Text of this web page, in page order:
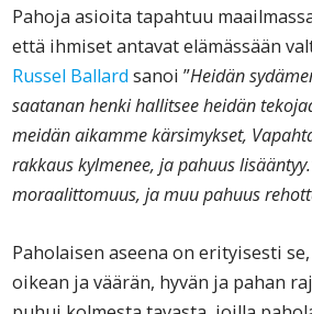
Pahoja asioita tapahtuu
että ihmiset antavat elämässään
Russel Ballard sanoi ”Heidän
saatanan henki hallitsee heidän
meidän aikamme kärsimykset,
rakkaus kylmenee, ja pahuus
moraalittomuus, ja muu pahuus
Paholaisen aseena on erityisesti
oikean ja väärän, hyvän ja pahan